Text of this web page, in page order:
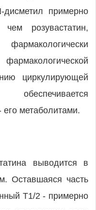
дисметил примерно
розувастатин,
циркулирующей
его метаболитами.
выводится в
Оставшаяся часть
T1/2 - примерно